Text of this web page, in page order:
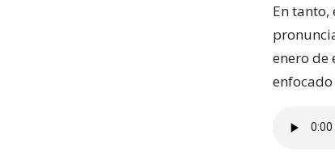
En tanto,
enero de
enfocado